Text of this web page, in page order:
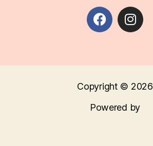
Copyright © 2026
Powered by